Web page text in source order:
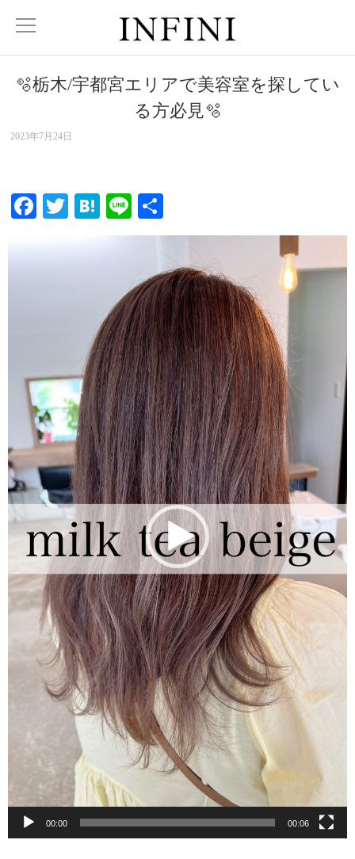
🫧栃木/宇都宮エリアで美容室を探してい
る方必見🫧
2023年7月24日
Facebook
TwitterHatena
Line
有
00:00 00:06